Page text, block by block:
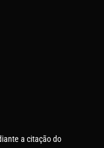
a citação do